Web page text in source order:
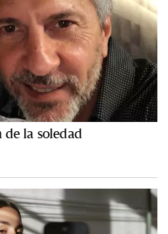
de la soledad